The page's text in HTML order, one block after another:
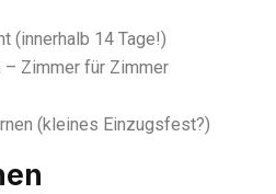
(innerhalb 14 Tage!)
– Zimmer für Zimmer
(kleines Einzugsfest?)